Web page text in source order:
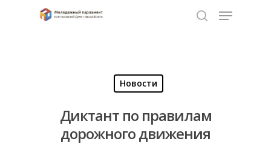
Новости
Диктант по правилам
дорожного движения